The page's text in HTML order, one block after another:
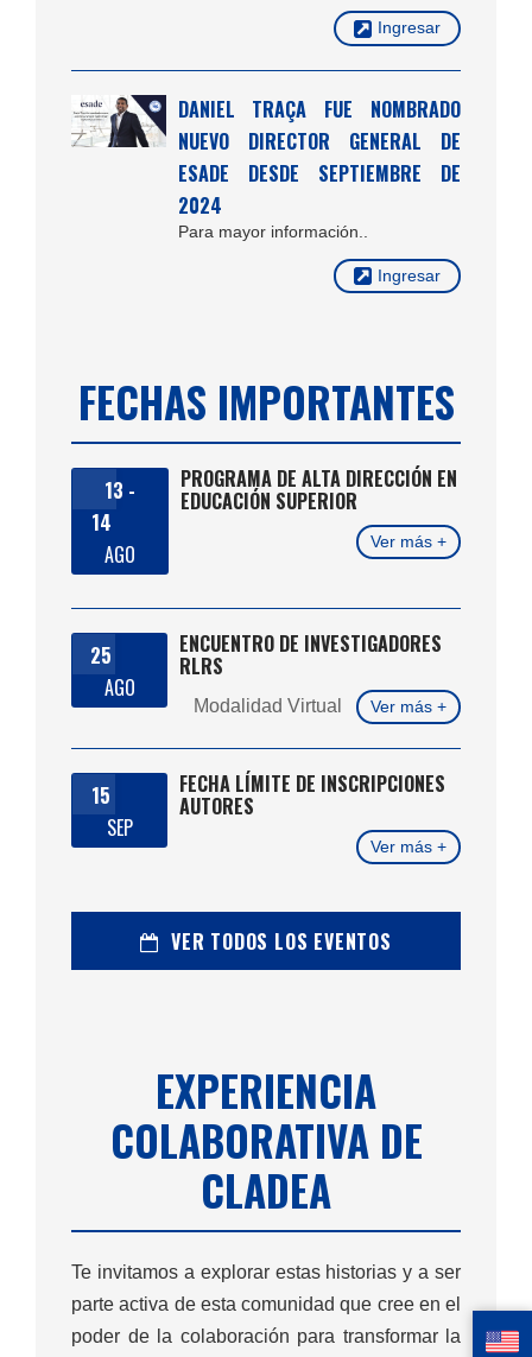
Ingresar
DANIEL TRAÇA FUE NOMBRADO
NUEVO DIRECTOR GENERAL DE
ESADE DESDE SEPTIEMBRE DE
2024
Para mayor información..
Ingresar
FECHAS IMPORTANTES
13 -
14
AGO
PROGRAMA DE ALTA DIRECCIÓN EN
EDUCACIÓN SUPERIOR
Ver más +
25
AGO
ENCUENTRO DE INVESTIGADORES
RLRS
Modalidad Virtual Ver más +
15
SEP
FECHA LÍMITE DE INSCRIPCIONES
AUTORES
Ver más +
VER TODOS LOS EVENTOS
EXPERIENCIA
COLABORATIVA DE
CLADEA
Te invitamos a explorar estas historias y a ser
parte activa de esta comunidad que cree en el
poder de la colaboración para transformar la